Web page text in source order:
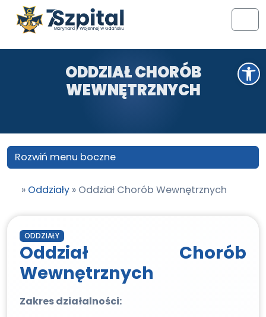
Otwórz pasek narzędzi
Przejdź do treści
Przejdź do stopki
ODDZIAŁ CHORÓB
WEWNĘTRZNYCH
» Oddziały » Oddział Chorób Wewnętrznych
ODDZIAŁY
Oddział Chorób
Wewnętrznych
Zakres działalności:
Rozwiń menu boczne